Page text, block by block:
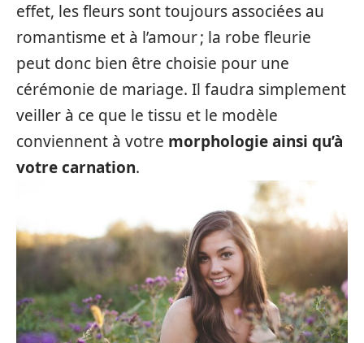
effet, les fleurs sont toujours associées au
romantisme et à l’amour ; la robe fleurie
peut donc bien être choisie pour une
cérémonie de mariage. Il faudra simplement
veiller à ce que le tissu et le modèle
conviennent à votre morphologie ainsi qu’à
votre carnation.